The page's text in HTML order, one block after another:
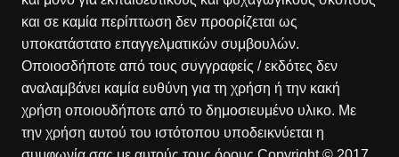
και σε καμία περίπτωση δεν προορίζεται ως
υποκατάστατο επαγγελματικών συμβουλών.
Οποιοσδήποτε από τους συγγραφείς / εκδότες δεν
αναλαμβάνει καμία ευθύνη για τη χρήση ή την κακή
χρήση οποιουδήποτε από το δημοσιευμένο υλικο. Με
την χρήση αυτού του ιστότοπου υποδεικνύεται η